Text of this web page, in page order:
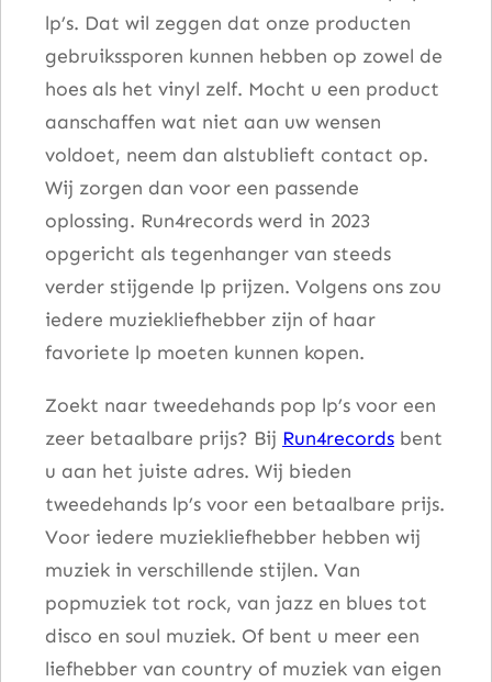
lp’s. Dat wil zeggen dat onze producten
gebruikssporen kunnen hebben op zowel de
hoes als het vinyl zelf. Mocht u een product
aanschaffen wat niet aan uw wensen
voldoet, neem dan alstublieft contact op.
Wij zorgen dan voor een passende
oplossing. Run4records werd in 2023
opgericht als tegenhanger van steeds
verder stijgende lp prijzen. Volgens ons zou
iedere muziekliefhebber zijn of haar
favoriete lp moeten kunnen kopen.
Zoekt naar tweedehands pop lp’s voor een
zeer betaalbare prijs? Bij Run4records bent
u aan het juiste adres. Wij bieden
tweedehands lp’s voor een betaalbare prijs.
Voor iedere muziekliefhebber hebben wij
muziek in verschillende stijlen. Van
popmuziek tot rock, van jazz en blues tot
disco en soul muziek. Of bent u meer een
liefhebber van country of muziek van eigen